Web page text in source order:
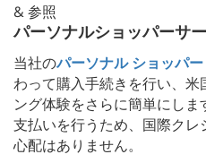
& 参照
パーソナルショッパーサ
当社のパーソナル ショッパ
わって購入手続きを行い、
ング体験をさらに簡単にし
支払いを行うため、国際クレ
心配はありません。